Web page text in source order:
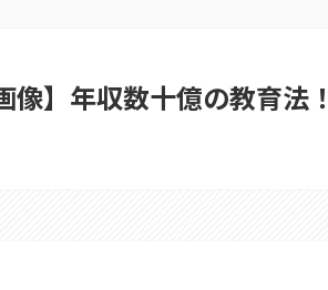
】年収数十億の教育法！